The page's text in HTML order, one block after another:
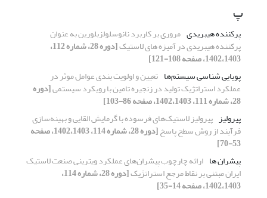
پ
پرکننده هیبریدی مروری بر کاربرد نانوسلولزبلورین به عنوان
پرکننده هیبریدی در آمیزه های لاستیک [دوره 28، شماره 112،
1402،1403، صفحه 108-121]
پویایی شناسی سیستم‌ها تعیین و اولویت بندی عوامل موثر در
عملکرد استراتژیک تولید در زنجیره تامین با رویکرد سیستمی[دوره
28، شماره 111، 1402،1403، صفحه 86-103]
پیرولیز پیرولیز لاستیک‌های فرسوده با گرمایش القایی و بهینه‌سازی
فرآیند از روش سطح پاسخ [دوره 28، شماره 114، 1402،1403، صفحه
53-70]
پیشران ها ارائه چارچوب پیشران‌های عملکرد ویترینی صنعت لاستیک
ایران مبتنی بر نقاط مرجع استراتژیک [دوره 28، شماره 114،
1402،1403، صفحه 14-35]